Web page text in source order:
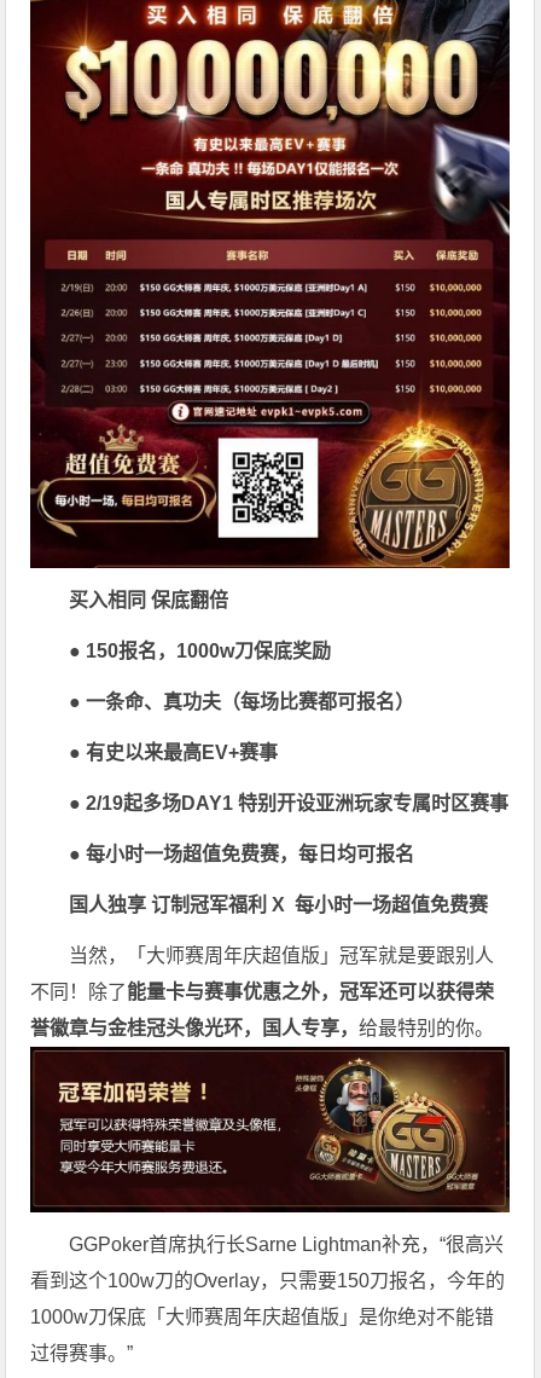
买入相同 保底翻倍
● 150报名，1000w刀保底奖励
● 一条命、真功夫（每场比赛都可报名）
● 有史以来最高EV+赛事
● 2/19起多场DAY1 特别开设亚洲玩家专属时区赛事
● 每小时一场超值免费赛，每日均可报名
国人独享 订制冠军福利X每小时一场超值免费赛
当然，「大师赛周年庆超值版」冠军就是要跟别人
不同！除了能量卡与赛事优惠之外，冠军还可以获得荣
誉徽章与金桂冠头像光环，国人专享，给最特别的你。
GGPoker首席执行长Sarne Lightman补充，“很高兴
看到这个100w刀的Overlay，只需要150刀报名，今年的
1000w刀保底「大师赛周年庆超值版」是你绝对不能错
过得赛事。”